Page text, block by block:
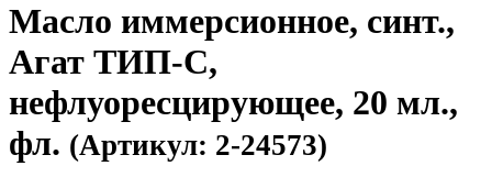
Масло иммерсионное, синт.,
Агат ТИП-С,
нефлуоресцирующее, 20 мл.,
фл. (Артикул: 2-24573)